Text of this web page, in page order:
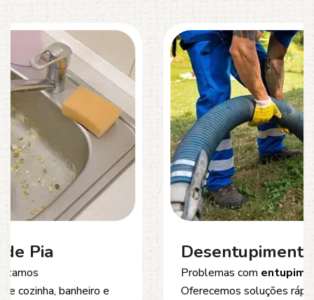
Desentupimento de Esgoto
Problemas com entupimento de esgoto?
Oferecemos soluções rápidas e eficientes para